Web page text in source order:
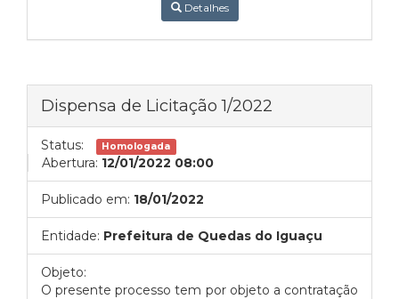
Detalhes
Dispensa de Licitação 1/2022
Status: Homologada
Abertura: 12/01/2022 08:00
Publicado em: 18/01/2022
Entidade: Prefeitura de Quedas do Iguaçu
Objeto:
O presente processo tem por objeto a contratação